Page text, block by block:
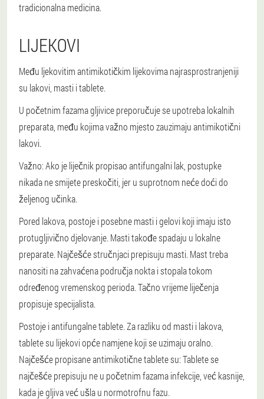
tradicionalna medicina.
LIJEKOVI
Među ljekovitim antimikotičkim lijekovima najrasprostranjeniji
su lakovi, masti i tablete.
U početnim fazama gljivice preporučuje se upotreba lokalnih
preparata, među kojima važno mjesto zauzimaju antimikotični
lakovi.
Važno: Ako je liječnik propisao antifungalni lak, postupke
nikada ne smijete preskočiti, jer u suprotnom neće doći do
željenog učinka.
Pored lakova, postoje i posebne masti i gelovi koji imaju isto
protugljivično djelovanje. Masti takođe spadaju u lokalne
preparate. Najčešće stručnjaci prepisuju masti. Mast treba
nanositi na zahvaćena područja nokta i stopala tokom
određenog vremenskog perioda. Tačno vrijeme liječenja
propisuje specijalista.
Postoje i antifungalne tablete. Za razliku od masti i lakova,
tablete su lijekovi opće namjene koji se uzimaju oralno.
Najčešće propisane antimikotične tablete su: Tablete se
najčešće prepisuju ne u početnim fazama infekcije, već kasnije,
kada je gljiva već ušla u normotrofnu fazu.